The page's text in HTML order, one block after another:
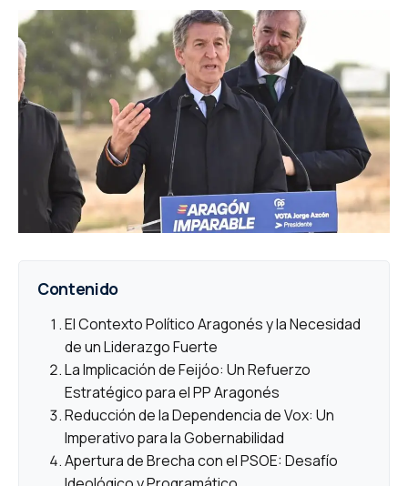
Contenido
El Contexto Político Aragonés y la Necesidad
de un Liderazgo Fuerte
La Implicación de Feijóo: Un Refuerzo
Estratégico para el PP Aragonés
Reducción de la Dependencia de Vox: Un
Imperativo para la Gobernabilidad
Apertura de Brecha con el PSOE: Desafío